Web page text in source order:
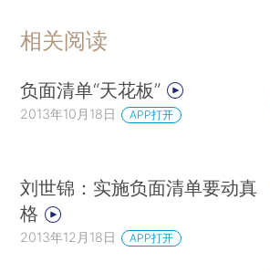
相关阅读
负面清单“天花板”
2013年10月18日 APP打开
刘世锦：实施负面清单要动真
格
2013年12月18日 APP打开